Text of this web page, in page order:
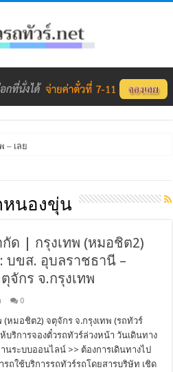
– เลย
หนองขุ่น
ด | กรุงเทพ (หมอชิต2)
บขส. อุบลราชธานี –
จักร จ.กรุงเทพ
0
(หมอชิต2) จตุจักร จ.กรุงเทพ (รถทัวร์
บริการจองตั๋วรถทัวร์ล่วงหน้า วันเดินทาง
นระบบออนไลน์ >> ต้องการเดินทางไป
ถใช้บริการรถทัวร์รถโดยสารบริษัท เชิด